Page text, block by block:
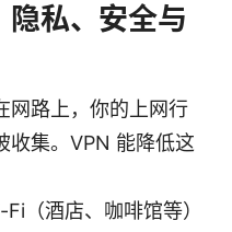
隐私、安全与
网路上，你的上网行
收集。VPN 能降低这
（酒店、咖啡馆等）